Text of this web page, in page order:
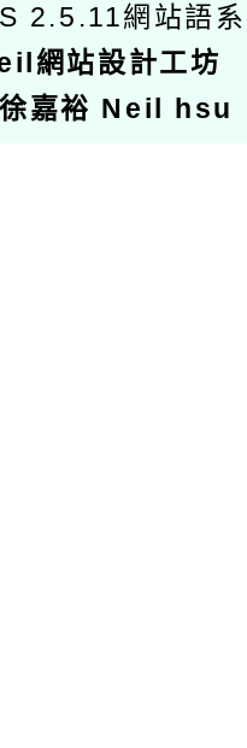
2.5.11網站語
網站設計工坊
徐嘉裕 Neil hsu